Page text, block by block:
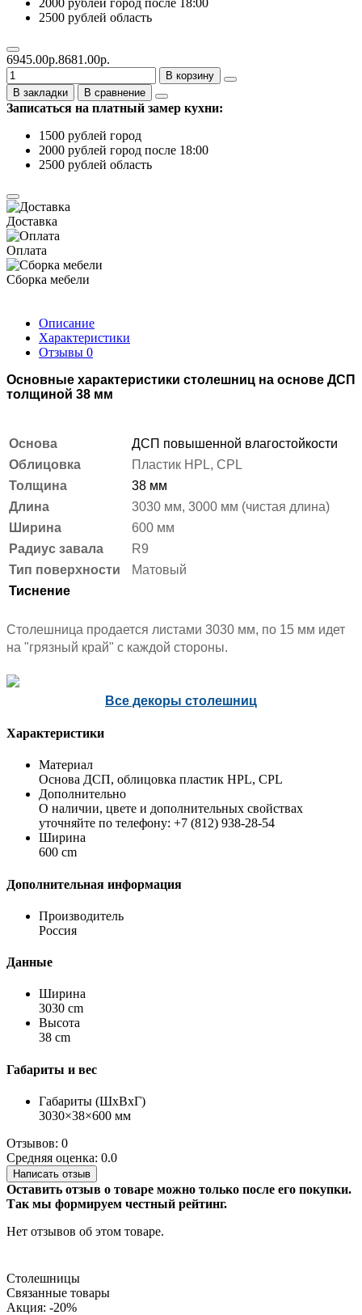
2500 рублей область
6945.00р.8681.00р.
В корзину
В закладки
В сравнение
Записаться на платный замер кухни:
1500 рублей город
2000 рублей город после 18:00
2500 рублей область
Доставка
Оплата
Сборка мебели
Описание
Характеристики
Отзывы 0
Основные характеристики столешниц на основе ДСП
толщиной 38 мм
Основа
ДСП повышенной влагостойкости
Облицовка
Пластик HPL, CPL
Толщина
38 мм
Длина
3030 мм, 3000 мм (чистая длина)
Ширина
600 мм
Радиус завала
R9
Тип поверхности
Матовый
Тиснение
Столешница продается листами 3030 мм, по 15 мм идет
на "грязный край" с каждой стороны.
Все декоры столешниц
Характеристики
Материал
Основа ДСП, облицовка пластик HPL, CPL
Дополнительно
О наличии, цвете и дополнительных свойствах
уточняйте по телефону: +7 (812) 938-28-54
Ширина
600 cm
Дополнительная информация
Производитель
Россия
Данные
Ширина
3030 cm
Высота
38 cm
Габариты и вес
Габариты (ШхВхГ)
3030×38×600 мм
Отзывов: 0
Средняя оценка: 0.0
Написать отзыв
Оставить отзыв о товаре можно только после его покупки.
Так мы формируем честный рейтинг.
Нет отзывов об этом товаре.
Столешницы
Связанные товары
Акция: -20%